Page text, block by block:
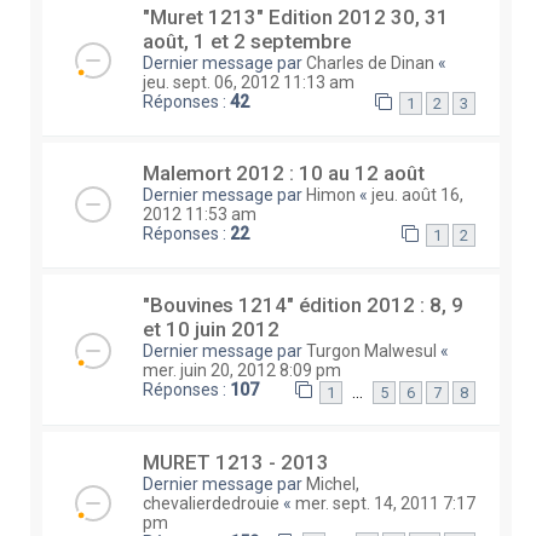
"Muret 1213" Edition 2012 30, 31
août, 1 et 2 septembre
Dernier message parCharles de Dinan «
jeu. sept. 06, 2012 11:13 am
Réponses : 42 1 2 3
Malemort 2012 : 10 au 12 août
Dernier message par Himon « jeu. août 16,
2012 11:53 am
Réponses : 22 1 2
"Bouvines 1214" édition 2012 : 8, 9
et 10 juin 2012
Dernier message parTurgon Malwesul «
mer. juin 20, 2012 8:09 pm
Réponses : 107 1 5 6 7 8
MURET 1213 - 2013
Dernier message parMichel,
chevalierdedrouie « mer. sept. 14, 2011 7:17
pm